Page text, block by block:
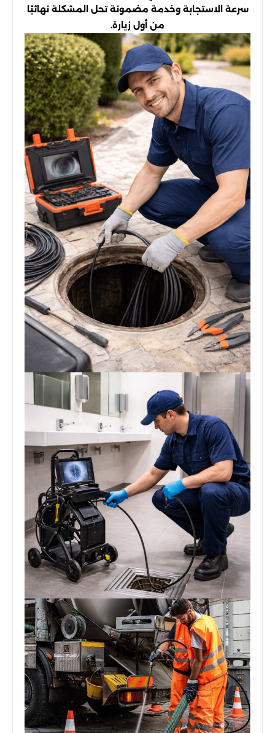
سرعة الاستجابة وخدمة مضمونة تحل المشكلة نهائيًا
من أول زيارة.